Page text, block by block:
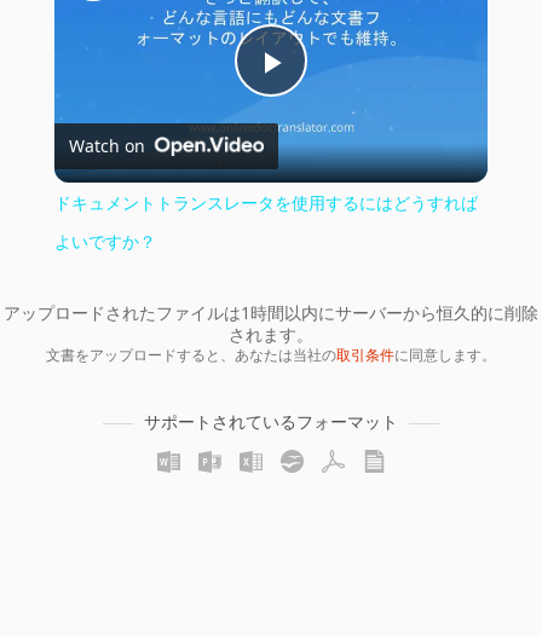
Play
Video
Watch on
ドキュメントトランスレータを使用するにはどうすれば
よいですか？
アップロードされたファイルは1時間以内にサーバーから恒久的に削除
されます。
文書をアップロードすると、あなたは当社の取引条件に同意します。
サポートされているフォーマット